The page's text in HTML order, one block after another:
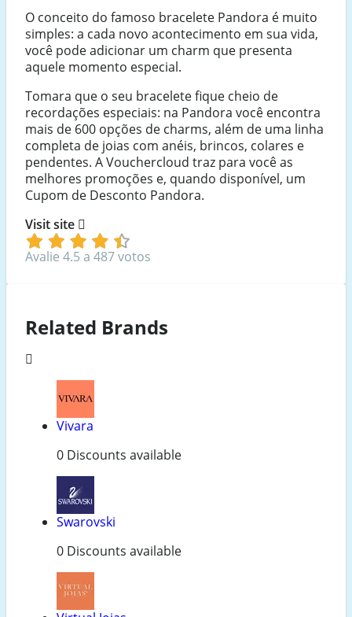
O conceito do famoso bracelete Pandora é muito
simples: a cada novo acontecimento em sua vida,
você pode adicionar um charm que presenta
aquele momento especial.
Tomara que o seu bracelete fique cheio de
recordações especiais: na Pandora você encontra
mais de 600 opções de charms, além de uma linha
completa de joias com anéis, brincos, colares e
pendentes. A Vouchercloud traz para você as
melhores promoções e, quando disponível, um
Cupom de Desconto Pandora.
Visit site
Avalie 4.5 a 487 votos
Related Brands
Vivara
0 Discounts available
Swarovski
0 Discounts available